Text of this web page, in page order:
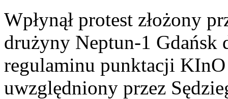
Wpłynął protest złożony
drużyny Neptun-1 Gdańsk
regulaminu punktacji
uwzględniony przez